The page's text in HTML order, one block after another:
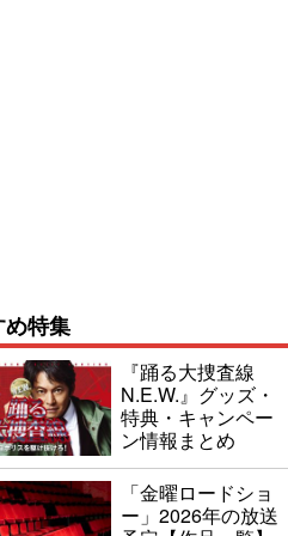
特集
『踊る大捜査線
N.E.W.』グッズ・
特典・キャンペー
ン情報まとめ
「金曜ロードショ
ー」2026年の放送